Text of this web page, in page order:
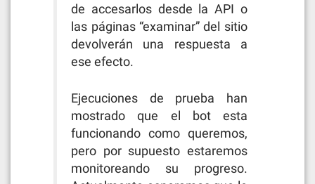
de accesarlos desde la API o
las páginas “examinar” del sitio
devolverán una respuesta a
ese efecto.
Ejecuciones de prueba han
mostrado que el bot esta
funcionando como queremos,
pero por supuesto estaremos
monitoreando su progreso.